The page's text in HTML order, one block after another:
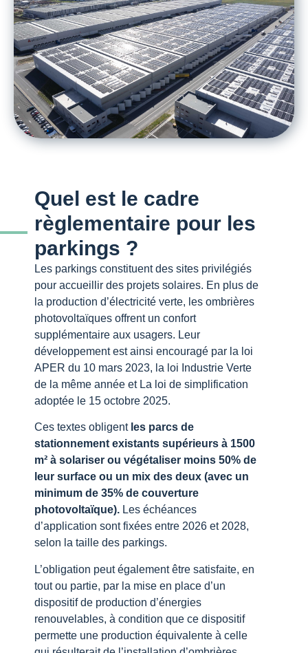
Quel est le cadre
règlementaire pour les
parkings ?
Les parkings constituent des sites privilégiés
pour accueillir des projets solaires. En plus de
la production d’électricité verte, les ombrières
photovoltaïques offrent un confort
supplémentaire aux usagers. Leur
développement est ainsi encouragé par la loi
APER du 10 mars 2023, la loi Industrie Verte
de la même année et La loi de simplification
adoptée le 15 octobre 2025.
Ces textes obligentles parcs de
stationnement existants supérieurs à 1500
m² à solariser ou végétaliser moins 50% de
leur surface ou un mix des deux (avec un
minimum de 35% de couverture
photovoltaïque). Les échéances
d’application sont fixées entre 2026 et 2028,
selon la taille des parkings.
L’obligation peut également être satisfaite, en
tout ou partie, par la mise en place d’un
dispositif de production d’énergies
renouvelables, à condition que ce dispositif
permette une production équivalente à celle